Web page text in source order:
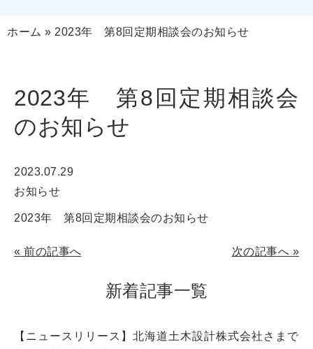
ホーム » 2023年 第8回定期相談会のお知らせ
2023年 第8回定期相談会
のお知らせ
2023.07.29
お知らせ
2023年 第8回定期相談会のお知らせ
« 前の記事へ 次の記事へ »
新着記事一覧
【ニュースリリース】北海道土木設計株式会社さまで